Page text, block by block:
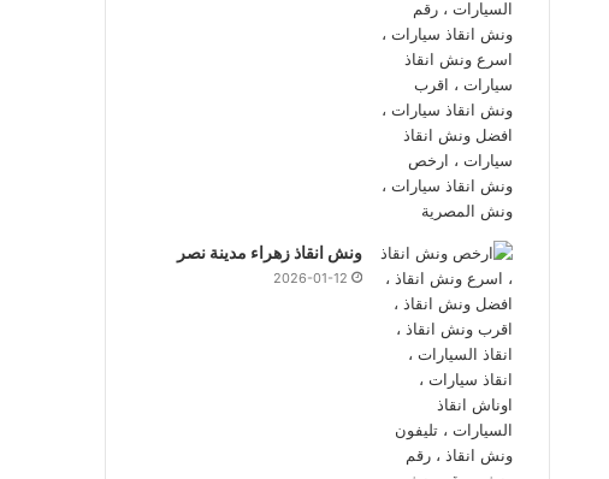
ونش انقاذ زهراء مدينة نصر
2026-01-12